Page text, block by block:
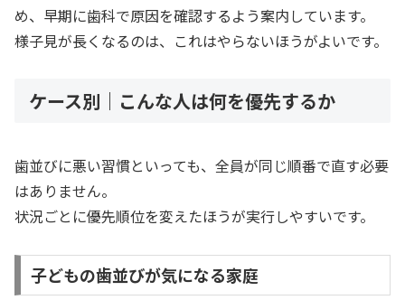
め、早期に歯科で原因を確認するよう案内しています。
様子見が長くなるのは、これはやらないほうがよいです。
ケース別｜こんな人は何を優先するか
歯並びに悪い習慣といっても、全員が同じ順番で直す必要
はありません。
状況ごとに優先順位を変えたほうが実行しやすいです。
子どもの歯並びが気になる家庭